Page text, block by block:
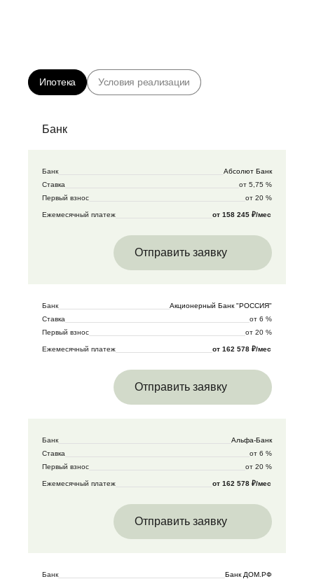
Ипотека Условия реализации
Банк
Банк
Абсолют Банк
Ставка
от 5,75 %
Первый взнос
от 20 %
Ежемесячный платеж от 158 245 ₽/мес
Отправить заявку
Банк
Акционерный Банк "РОССИЯ"
Ставка
от 6 %
Первый взнос
от 20 %
Ежемесячный платеж от 162 578 ₽/мес
Отправить заявку
Банк
Альфа-Банк
Ставка
от 6 %
Первый взнос
от 20 %
Ежемесячный платеж от 162 578 ₽/мес
Отправить заявку
Банк
Банк ДОМ.РФ